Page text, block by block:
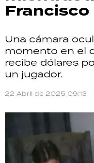
Francisco
Una cámara
momento en el
recibe dólares
un jugador.
22 Abril de 2025 09:13
SALUD
RECETAS
PALABRAS
HORÓSCOPO